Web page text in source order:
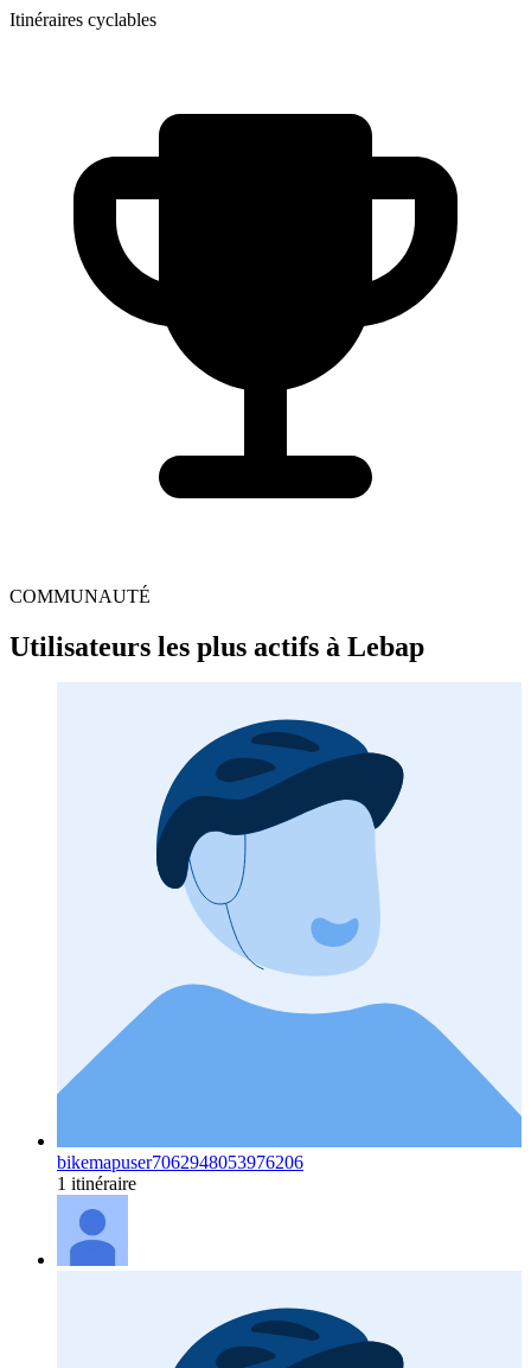
Itinéraires cyclables
COMMUNAUTÉ
Utilisateurs les plus actifs à Lebap
bikemapuser7062948053976206
1 itinéraire